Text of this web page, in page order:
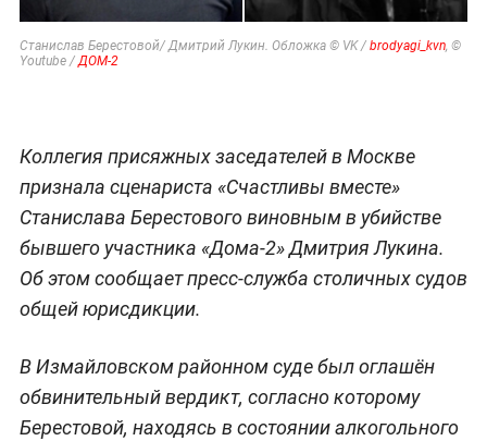
Станислав Берестовой/ Дмитрий Лукин. Обложка © VK / brodyagi_kvn, ©
Youtube / ДОМ-2
Коллегия присяжных заседателей в Москве
признала сценариста «Счастливы вместе»
Станислава Берестового виновным в убийстве
бывшего участника «Дома-2» Дмитрия Лукина.
Об этом сообщает пресс-служба столичных судов
общей юрисдикции.
В Измайловском районном суде был оглашён
обвинительный вердикт, согласно которому
Берестовой, находясь в состоянии алкогольного